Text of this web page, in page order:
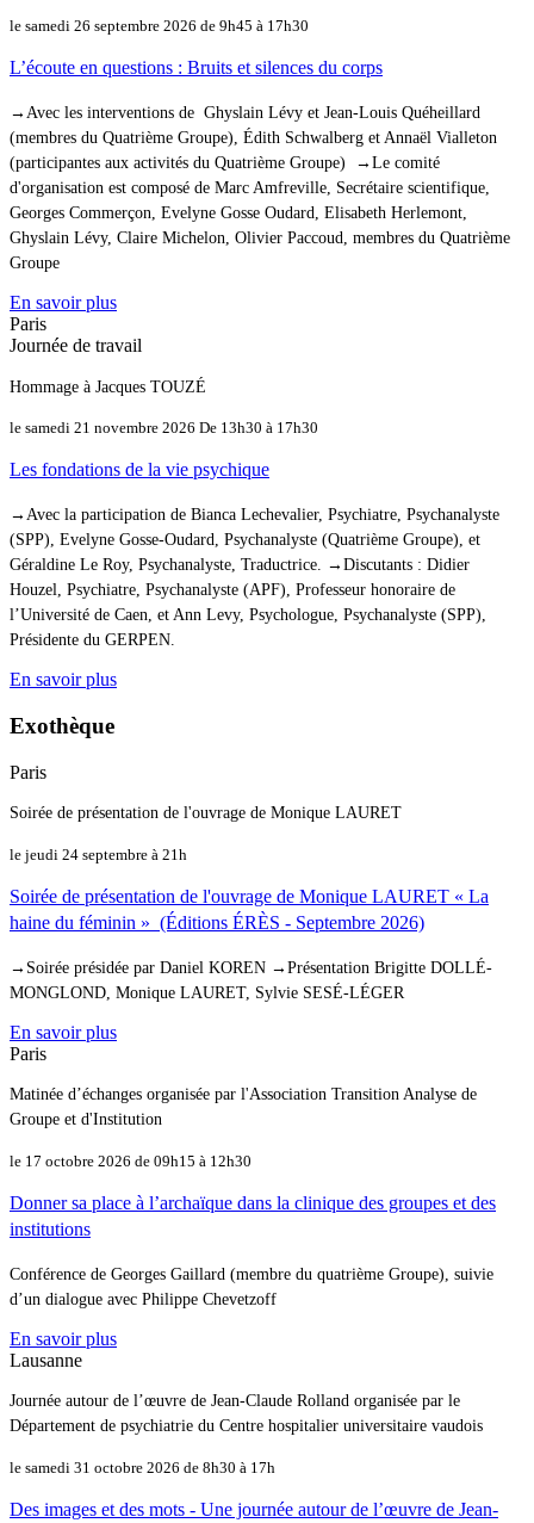
le samedi 26 septembre 2026 de 9h45 à 17h30
L’écoute en questions : Bruits et silences du corps
→Avec les interventions de Ghyslain Lévy et Jean-Louis Quéheillard
(membres du Quatrième Groupe), Édith Schwalberg et Annaël Vialleton
(participantes aux activités du Quatrième Groupe) →Le comité
d'organisation est composé de Marc Amfreville, Secrétaire scientifique,
Georges Commerçon, Evelyne Gosse Oudard, Elisabeth Herlemont,
Ghyslain Lévy, Claire Michelon, Olivier Paccoud, membres du Quatrième
Groupe
En savoir plus
Paris
Journée de travail
Hommage à Jacques TOUZÉ
le samedi 21 novembre 2026 De 13h30 à 17h30
Les fondations de la vie psychique
→Avec la participation de Bianca Lechevalier, Psychiatre, Psychanalyste
(SPP), Evelyne Gosse-Oudard, Psychanalyste (Quatrième Groupe), et
Géraldine Le Roy, Psychanalyste, Traductrice. →Discutants : Didier
Houzel, Psychiatre, Psychanalyste (APF), Professeur honoraire de
l’Université de Caen, et Ann Levy, Psychologue, Psychanalyste (SPP),
Présidente du GERPEN.
En savoir plus
Exothèque
Paris
Soirée de présentation de l'ouvrage de Monique LAURET
le jeudi 24 septembre à 21h
Soirée de présentation de l'ouvrage de Monique LAURET « La
haine du féminin » (Éditions ÉRÈS - Septembre 2026)
→Soirée présidée par Daniel KOREN →Présentation Brigitte DOLLÉ-
MONGLOND, Monique LAURET, Sylvie SESÉ-LÉGER
En savoir plus
Paris
Matinée d’échanges organisée par l'Association Transition Analyse de
Groupe et d'Institution
le 17 octobre 2026 de 09h15 à 12h30
Donner sa place à l’archaïque dans la clinique des groupes et des
institutions
Conférence de Georges Gaillard (membre du quatrième Groupe), suivie
d’un dialogue avec Philippe Chevetzoff
En savoir plus
Lausanne
Journée autour de l’œuvre de Jean-Claude Rolland organisée par le
Département de psychiatrie du Centre hospitalier universitaire vaudois
le samedi 31 octobre 2026 de 8h30 à 17h
Des images et des mots - Une journée autour de l’œuvre de Jean-